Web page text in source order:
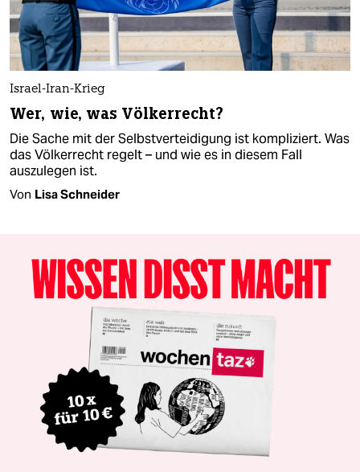
Israel-Iran-Krieg
Wer, wie, was Völkerrecht?
Die Sache mit der Selbstverteidigung ist kompliziert. Was
das Völkerrecht regelt – und wie es in diesem Fall
auszulegen ist.
Von Lisa Schneider